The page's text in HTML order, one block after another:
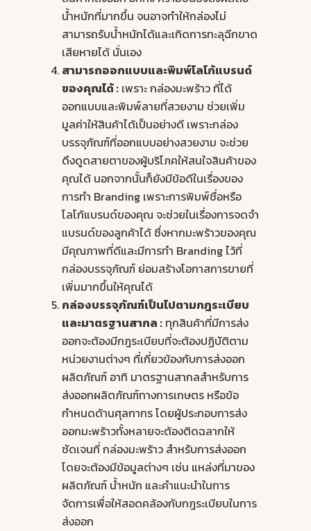
น้ำหนักที่มากขึ้น จนอาจทำให้กล่องไม่
สามารถรับน้ำหนักได้และเกิดการทะลุฉีกขาด
เสียหายได้ นั่นเอง
สามารถออกแบบและพิมพ์โลโก้แบรนด์
ของคุณได้ : เพราะ กล่องมะพร้าว ที่ได้
ออกแบบและพิมพ์ลายที่สวยงาม ช่วยเพิ่ม
มูลค่าให้สินค้าได้เป็นอย่างดี เพราะกล่อง
บรรจุภัณฑ์ที่ออกแบบอย่างสวยงาม จะช่วย
ดึงดูดสายตาของผู้บริโภคให้สนใจสินค้าของ
คุณได้ นอกจากนั้นก็ยังมีข้อดีในเรื่องของ
การทำ Branding เพราะการพิมพ์ชื่อหรือ
โลโก้แบรนด์ของคุณ จะช่วยในเรื่องการจดจำ
แบรนด์ของลูกค้าได้ ซึ่งหากมะพร้าวของคุณ
มีคุณภาพที่ดีและมีการทำ Branding ไว้ที่
กล่องบรรจุภัณฑ์ ย่อมสร้างโอกาสการขายที่
เพิ่มมากขึ้นให้คุณได้
กล่องบรรจุภัณฑ์เป็นไปตามกฎระเบียบ
และมาตรฐานสากล : ทุกสินค้าที่มีการส่ง
ออกจะต้องมีกฎระเบียบที่จะต้องปฏิบัติตาม
หน่วยงานต่างๆ ที่เกี่ยวข้องกับการส่งออก
ผลิตภัณฑ์ อาทิ มาตรฐานสากลสำหรับการ
ส่งออกผลิตภัณฑ์ทางการเกษตร หรือข้อ
กำหนดด้านศุลกากร โดยผู้ประกอบการส่ง
ออกมะพร้าวทั้งหลายจะต้องติดฉลากให้
ชัดเจนที่ กล่องมะพร้าว สำหรับการส่งออก
โดยจะต้องมีข้อมูลต่างๆ เช่น แหล่งที่มาของ
ผลิตภัณฑ์ น้ำหนัก และคำแนะนำในการ
จัดการเพื่อให้สอดคล้องกับกฎระเบียบในการ
ส่งออก